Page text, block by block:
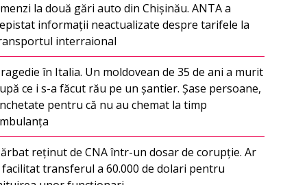
la două gări auto din Chișinău. ANTA a
informații neactualizate despre tarifele la
interraional
în Italia. Un moldovean de 35 de ani a murit
ce i s-a făcut rău pe un șantier. Șase persoane,
pentru că nu au chemat la timp
reținut de CNA într-un dosar de corupție. Ar
transferul a 60.000 de dolari pentru